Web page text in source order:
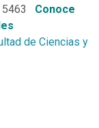
5463 Conoce
de Ciencias y